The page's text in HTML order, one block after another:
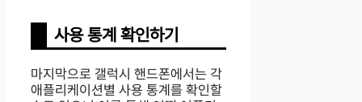
사용 통계 확인하기
마지막으로 갤럭시 핸드폰에서는 각
애플리케이션별 사용 통계를 확인할